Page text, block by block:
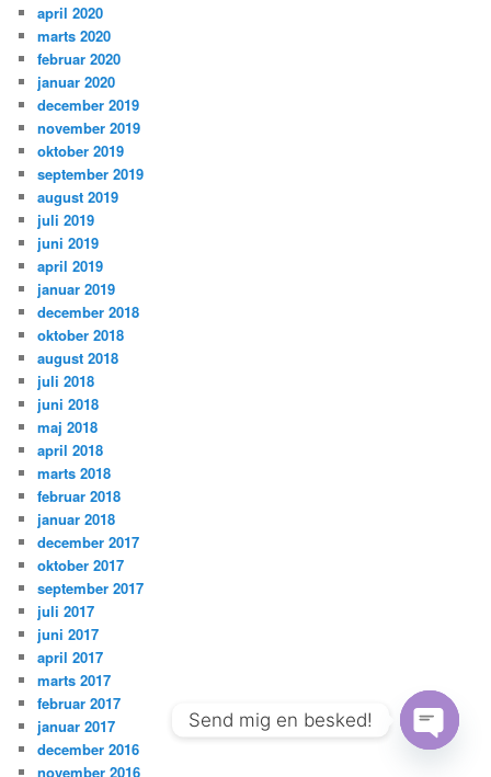
april 2020
marts 2020
februar 2020
januar 2020
december 2019
november 2019
oktober 2019
september 2019
august 2019
juli 2019
juni 2019
april 2019
januar 2019
december 2018
oktober 2018
august 2018
juli 2018
juni 2018
maj 2018
april 2018
marts 2018
februar 2018
januar 2018
december 2017
oktober 2017
september 2017
juli 2017
juni 2017
april 2017
marts 2017
februar 2017
januar 2017
december 2016
november 2016
Send mig en besked!